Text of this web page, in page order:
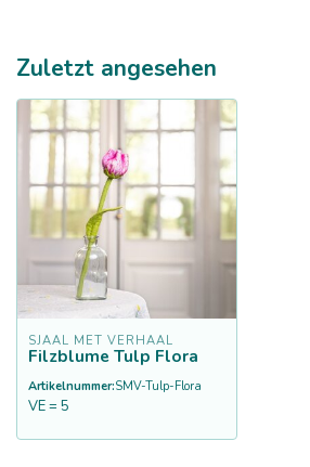
Zuletzt angesehen
SJAAL MET VERHAAL
Filzblume Tulp Flora
Artikelnummer:SMV-Tulp-Flora
VE = 5